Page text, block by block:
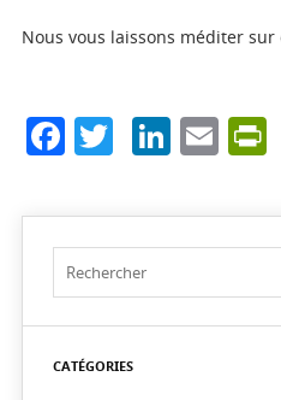
Nous vous laissons méditer
Facebook
Twitter
CATÉGORIES